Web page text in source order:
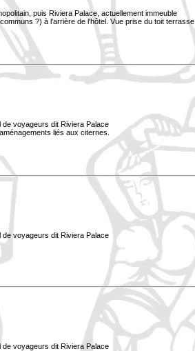
puis Riviera Palace, actuellement immeuble
?) à l'arrière de l'hôtel. Vue prise du toit terrasse.
voyageurs dit Riviera Palace
liés aux citernes.
voyageurs dit Riviera Palace
voyageurs dit Riviera Palace